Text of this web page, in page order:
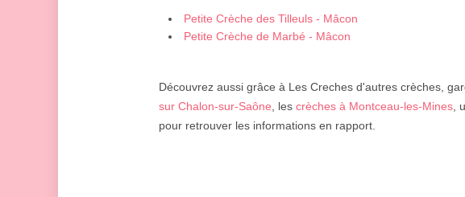
Petite Crèche des Tilleuls - Mâcon
Petite Crèche de Marbé - Mâcon
Découvrez aussi grâce à Les Creches d'autres crèches,
sur Chalon-sur-Saône , les crèches à Montceau-les-Mines ,
pour retrouver les informations en rapport.